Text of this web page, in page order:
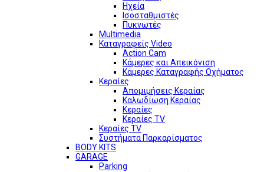
Ηχεία
Ισοσταθμιστές
Πυκνωτές
Multimedia
Καταγραφείς Video
Action Cam
Κάμερες και Απεικόνιση
Κάμερες Καταγραφής Οχήματος
Κεραίες
Απομιμήσεις Κεραίας
Καλωδίωση Κεραίας
Κεραίες
Κεραίες TV
Κεραίες TV
Συστήματα Παρκαρίσματος
BODY KITS
GARAGE
Parking